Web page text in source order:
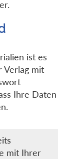
ist es
Verlag mit
Ihre Daten
mit Ihrer